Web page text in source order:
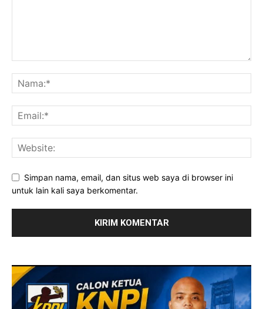
Simpan nama, email, dan situs web saya di browser ini
untuk lain kali saya berkomentar.